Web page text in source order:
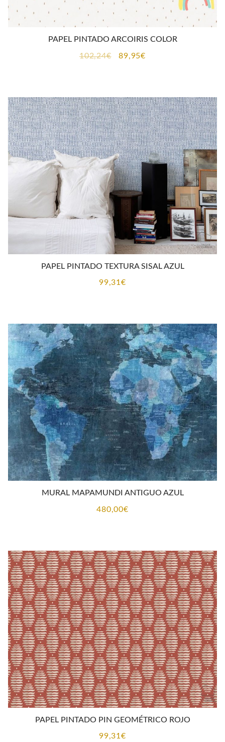
PAPEL PINTADO ARCOIRIS COLOR
102,24€
El
era:
102,24€.
89,95€
es:
89,95€.
PAPEL PINTADO TEXTURA SISAL AZUL
99,31€
MURAL MAPAMUNDI ANTIGUO AZUL
480,00€
PAPEL PINTADO PIN GEOMÉTRICO ROJO
99,31€